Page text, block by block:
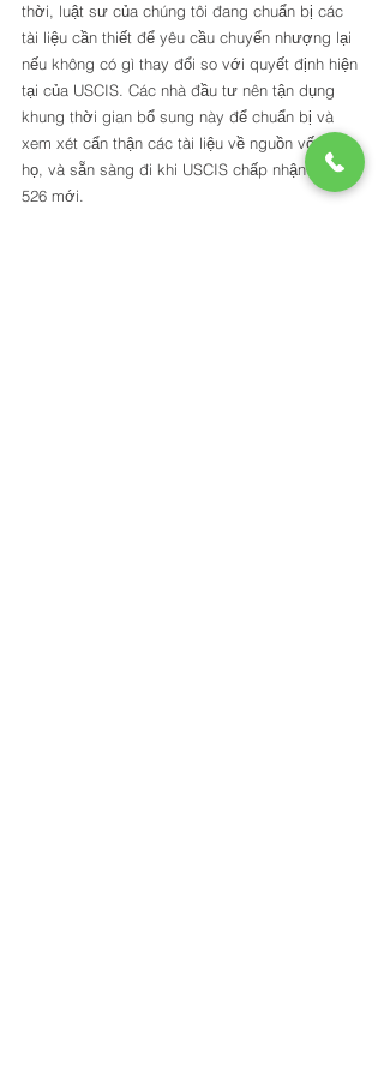
thời, luật sư của chúng tôi đang chuẩn bị các
tài liệu cần thiết để yêu cầu chuyển nhượng lại
nếu không có gì thay đổi so với quyết định hiện
tại của USCIS. Các nhà đầu tư nên tận dụng
khung thời gian bổ sung này để chuẩn bị và
xem xét cẩn thận các tài liệu về nguồn vốn của
họ, và sẵn sàng đi khi USCIS chấp nhận TTV I-
526 mới.